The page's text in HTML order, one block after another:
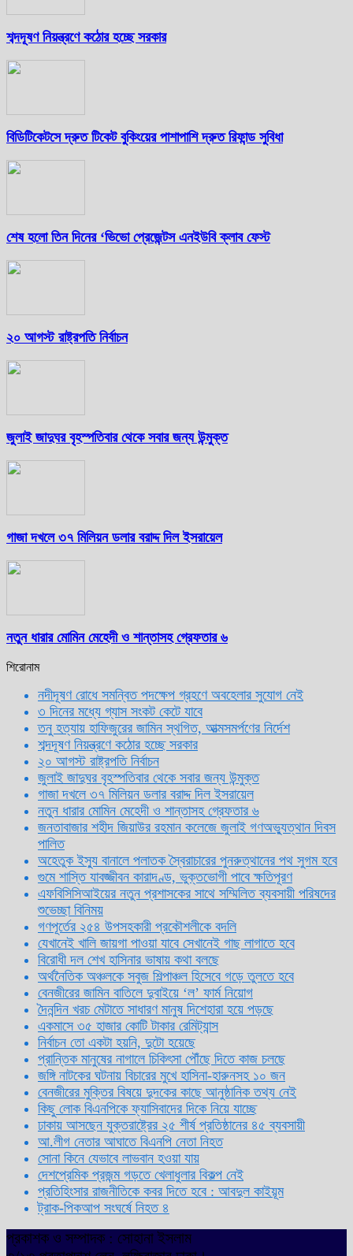
শব্দদূষণ নিয়ন্ত্রণে কঠোর হচ্ছে সরকার
বিডিটিকেটসে দ্রুত টিকেট বুকিংয়ের পাশাপাশি দ্রুত রিফান্ড সুবিধা
শেষ হলো তিন দিনের ‘ভিভো প্রেজেন্টস এনইউবি ক্লাব ফেস্ট
২০ আগস্ট রাষ্ট্রপতি নির্বাচন
জুলাই জাদুঘর বৃহস্পতিবার থেকে সবার জন্য উন্মুক্ত
গাজা দখলে ৩৭ মিলিয়ন ডলার বরাদ্দ দিল ইসরায়েল
নতুন ধারার মোমিন মেহেদী ও শান্তাসহ গ্রেফতার ৬
শিরোনাম
নদীদূষণ রোধে সমন্বিত পদক্ষেপ গ্রহণে অবহেলার সুযোগ নেই
৩ দিনের মধ্যে গ্যাস সংকট কেটে যাবে
তনু হত্যায় হাফিজুরের জামিন স্থগিত, আত্মসমর্পণের নির্দেশ
শব্দদূষণ নিয়ন্ত্রণে কঠোর হচ্ছে সরকার
২০ আগস্ট রাষ্ট্রপতি নির্বাচন
জুলাই জাদুঘর বৃহস্পতিবার থেকে সবার জন্য উন্মুক্ত
গাজা দখলে ৩৭ মিলিয়ন ডলার বরাদ্দ দিল ইসরায়েল
নতুন ধারার মোমিন মেহেদী ও শান্তাসহ গ্রেফতার ৬
জনতাবাজার শহীদ জিয়াউর রহমান কলেজে জুলাই গণঅভ্যুত্থান দিবস
পালিত
অহেতুক ইস্যু বানালে পলাতক স্বৈরাচারের পুনরুত্থানের পথ সুগম হবে
গুমে শাস্তি যাবজ্জীবন কারাদণ্ড, ভুক্তভোগী পাবে ক্ষতিপূরণ
এফবিসিসিআইয়ের নতুন প্রশাসকের সাথে সম্মিলিত ব্যবসায়ী পরিষদের
শুভেচ্ছা বিনিময়
গণপূর্তের ২৫৪ উপসহকারী প্রকৌশলীকে বদলি
যেখানেই খালি জায়গা পাওয়া যাবে সেখানেই গাছ লাগাতে হবে
বিরোধী দল শেখ হাসিনার ভাষায় কথা বলছে
অর্থনৈতিক অঞ্চলকে সবুজ শিল্পাঞ্চল হিসেবে গড়ে তুলতে হবে
বেনজীরের জামিন বাতিলে দুবাইয়ে ‌‘ল’ ফার্ম নিয়োগ
দৈনন্দিন খরচ মেটাতে সাধারণ মানুষ দিশেহারা হয়ে পড়ছে
একমাসে ৩৫ হাজার কোটি টাকার রেমিট্যান্স
নির্বাচন তো একটা হয়নি, দুটো হয়েছে
প্রান্তিক মানুষের নাগালে চিকিৎসা পৌঁছে দিতে কাজ চলছে
জঙ্গি নাটকের ঘটনায় বিচারের মুখে হাসিনা-হারুনসহ ১০ জন
বেনজীরের মুক্তির বিষয়ে দুদকের কাছে আনুষ্ঠানিক তথ্য নেই
কিছু লোক বিএনপিকে ফ্যাসিবাদের দিকে নিয়ে যাচ্ছে
ঢাকায় আসছেন যুক্তরাষ্ট্রের ২৫ শীর্ষ প্রতিষ্ঠানের ৪৫ ব্যবসায়ী
আ.লীগ নেতার আঘাতে বিএনপি নেতা নিহত
সোনা কিনে যেভাবে লাভবান হওয়া যায়
দেশপ্রেমিক প্রজন্ম গড়তে খেলাধুলার বিকল্প নেই
প্রতিহিংসার রাজনীতিকে কবর দিতে হবে : আবদুল কাইয়ূম
ট্রাক-পিকআপ সংঘর্ষে নিহত ৪
প্রকাশক ও সম্পাদক : সোহানা ইসলাম